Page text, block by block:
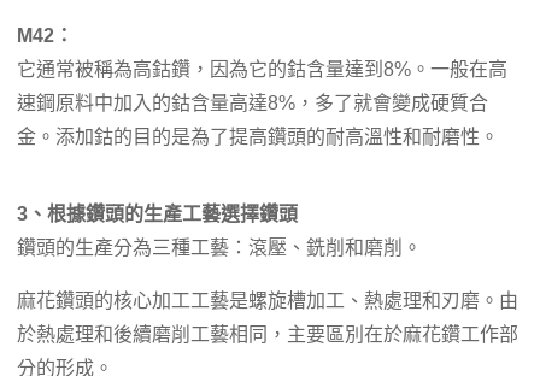
M42：
它通常被稱為高鈷鑽，因為它的鈷含量達到8%。一般在高
速鋼原料中加入的鈷含量高達8%，多了就會變成硬質合
金。添加鈷的目的是為了提高鑽頭的耐高溫性和耐磨性。
3、根據鑽頭的生產工藝選擇鑽頭
鑽頭的生產分為三種工藝：滾壓、銑削和磨削。
麻花鑽頭的核心加工工藝是螺旋槽加工、熱處理和刃磨。由
於熱處理和後續磨削工藝相同，主要區別在於麻花鑽工作部
分的形成。